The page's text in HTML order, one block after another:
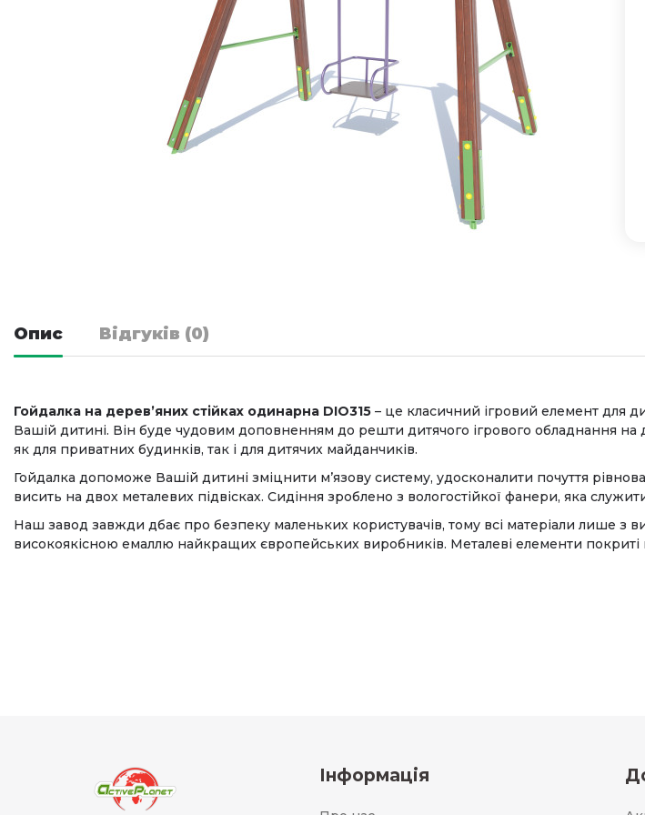
Опис Відгуків (0)
Гойдалка на дерев’яних стійках одинарна DIO315 – це класичний ігровий елемент для
Вашій дитині. Він буде чудовим доповненням до решти дитячого ігрового обладнання
як для приватних будинків, так і для дитячих майданчиків.
Гойдалка допоможе Вашій дитині зміцнити м’язову систему, удосконалити почуття
висить на двох металевих підвісках. Сидіння зроблено з вологостійкої фанери, яка
Наш завод завжди дбає про безпеку маленьких користувачів, тому всі матеріали лише з
високоякісною емаллю найкращих європейських виробників. Металеві елементи
Інформація